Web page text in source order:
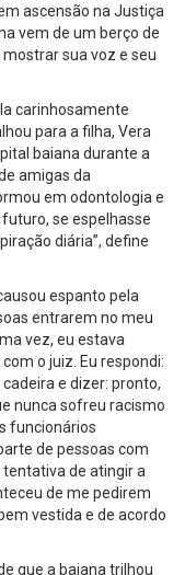
ascensão na Justiça
vem de um berço de
sua voz e seu
carinhosamente
para a filha, Vera
baiana durante a
amigas da
em odontologia e
se espelhasse
diária”, define
espanto pela
entrarem no meu
vez, eu estava
o juiz. Eu respondi:
e dizer: pronto,
nunca sofreu racismo
funcionários
de pessoas com
de atingir a
de me pedirem
vestida e de acordo
que a baiana trilhou